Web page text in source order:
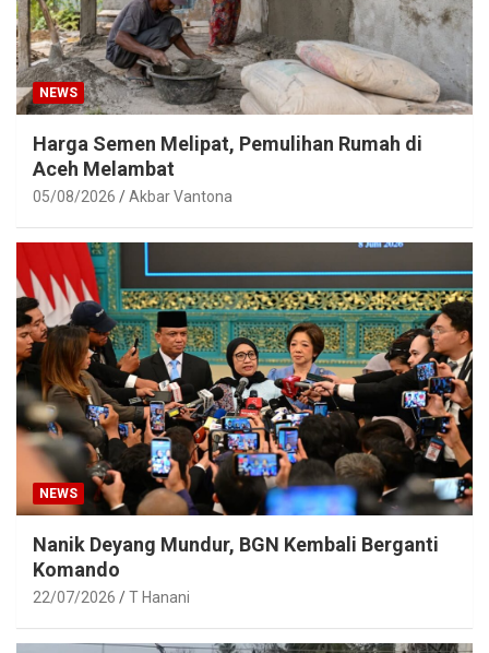
NEWS
Harga Semen Melipat, Pemulihan Rumah di
Aceh Melambat
05/08/2026 Akbar Vantona
NEWS
Nanik Deyang Mundur, BGN Kembali Berganti
Komando
22/07/2026 T Hanani